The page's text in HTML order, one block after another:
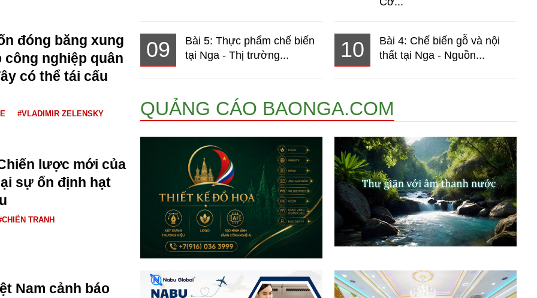
đóng băng xung
công nghiệp quân
có thể tái cấu
#VLADIMIR ZELENSKY
lược mới của
sự ổn định hạt
TRANH
Nam cảnh báo
09
Bài 5: Thực phẩm chế biến
tại Nga - Thị trường...
10
Bài 4: Chế biến gỗ và nội
thất tại Nga - Nguồn...
QUẢNG CÁO BAONGA.COM